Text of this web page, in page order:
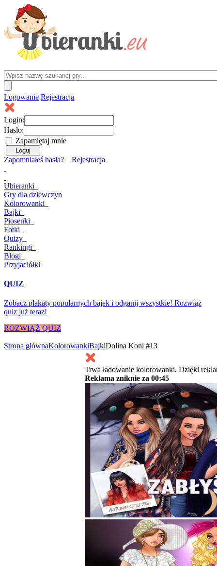
Logowanie Rejestracja
Login:
Hasło:
Zapamiętaj mnie
Zapomniałeś hasła? Rejestracja
Ubieranki
Gry dla dziewczyn
Kolorowanki
Bajki
Piosenki
Fotki
Quizy
Rankingi
Blogi
Przyjaciółki
QUIZ
Zobacz plakaty popularnych bajek i odganij wszystkie! Rozwiąż
quiz już teraz!
ROZWIĄŻ QUIZ
Strona głównaKolorowankiBajkiDolina Koni #13
Trwa ładowanie kolorowanki. Dzięki
Reklama zniknie za 00:45